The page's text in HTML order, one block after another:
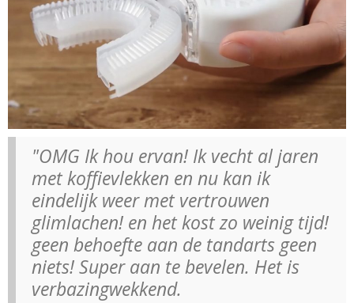
"OMG Ik hou ervan! Ik vecht al jaren
met koffievlekken en nu kan ik
eindelijk weer met vertrouwen
glimlachen! en het kost zo weinig tijd!
geen behoefte aan de tandarts geen
niets! Super aan te bevelen. Het is
verbazingwekkend.